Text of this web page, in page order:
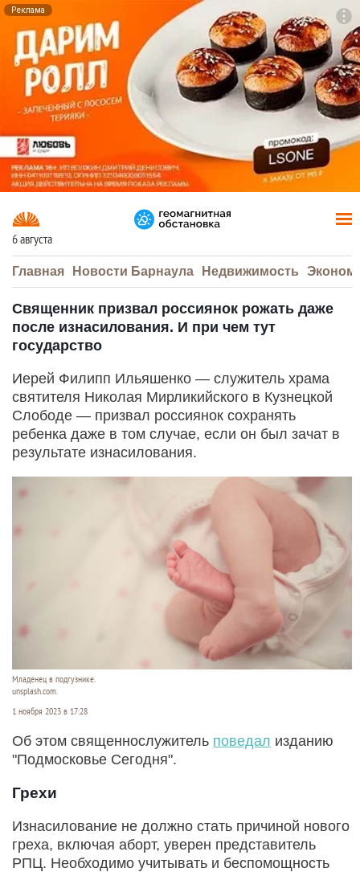
Реклама
6 августа
Главная Новости Барнаула Недвижимость
Священник призвал россиянок рожать даже
после изнасилования. И при чем тут
государство
Иерей Филипп Ильяшенко — служитель храма
святителя Николая Мирликийского в Кузнецкой
Слободе — призвал россиянок сохранять
ребенка даже в том случае, если он был зачат в
результате изнасилования.
Младенец в подгузнике.
unsplash.com.
1 ноября 2023 в 17:28
Об этом священнослужитель поведал изданию
"Подмосковье Сегодня".
Грехи
Изнасилование не должно стать причиной нового
греха, включая аборт, уверен представитель
РПЦ. Необходимо учитывать и беспомощность